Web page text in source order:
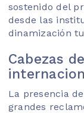
sostenido del
desde las
dinamización
Cabezas
La presencia de
grandes